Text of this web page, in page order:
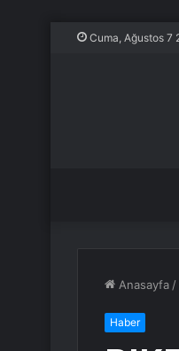
Cuma, Ağustos 7
Anasayfa /
Haber